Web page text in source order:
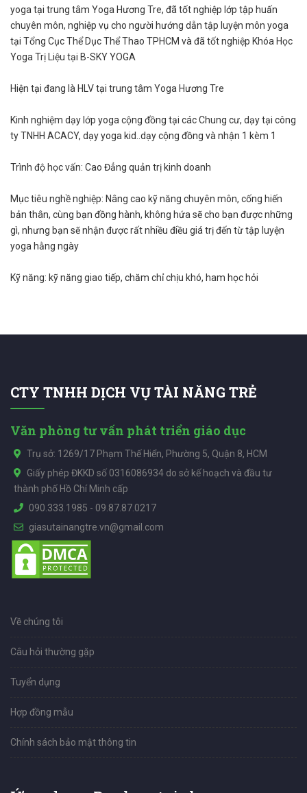
yoga tại trung tâm Yoga Hương Tre, đã tốt nghiệp lớp tập huấn
chuyên môn, nghiệp vụ cho người hướng dẫn tập luyện môn yoga
tại Tổng Cục Thể Dục Thể Thao TPHCM và đã tốt nghiệp Khóa Học
Yoga Trị Liệu tại B-SKY YOGA
Hiện tại đang là HLV tại trung tâm Yoga Hương Tre
Kinh nghiệm dạy lớp yoga cộng đồng tại các Chung cư, dạy tại công
ty TNHH ACACY, dạy yoga kid..dạy cộng đồng và nhận 1 kèm 1
Trình độ học vấn: Cao Đẳng quản trị kinh doanh
Mục tiêu nghề nghiệp: Nâng cao kỹ năng chuyên môn, cống hiến
bản thân, cùng bạn đồng hành, không hứa sẽ cho bạn được những
gì, nhưng bạn sẽ nhận được rất nhiều điều giá trị đến từ tập luyện
yoga hằng ngày
Kỹ năng: kỹ năng giao tiếp, chăm chỉ chịu khó, ham học hỏi
CTY TNHH DỊCH VỤ TÀI NĂNG TRẺ
Văn phòng tư vấn phát triển giáo dục
Trụ sở: 1269/17 Phạm Thế Hiển, Phường 5, Quận 8, HCM
Giấy phép ĐKKD số 0316086934 do sở kế hoạch và đầu tư
thành phố Hồ Chí Minh cấp
090.333.1985 - 09.87.87.0217
giasutainangtre.vn@gmail.com
Về chúng tôi
Câu hỏi thường gặp
Tuyển dụng
Hợp đồng mẫu
Chính sách bảo mật thông tin